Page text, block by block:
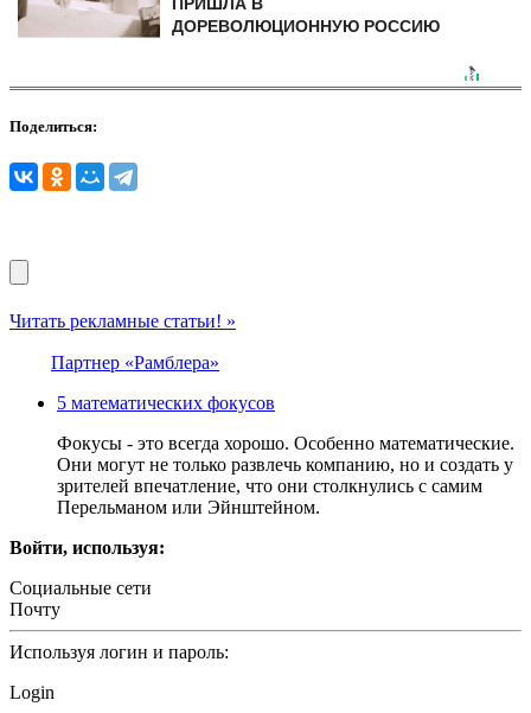
ДОРЕВОЛЮЦИОННУЮ РОССИЮ
Поделиться:
Читать рекламные статьи! »
Партнер «Рамблера»
5 математических фокусов
Фокусы - это всегда хорошо. Особенно математические.
Они могут не только развлечь компанию, но и создать у
зрителей впечатление, что они столкнулись с самим
Перельманом или Эйнштейном.
Войти, используя:
Социальные сети
Почту
Используя логин и пароль:
Login